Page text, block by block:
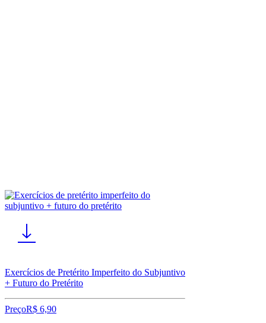
Exercícios de Pretérito Imperfeito do Subjuntivo
+ Futuro do Pretérito
PreçoR$ 6,90